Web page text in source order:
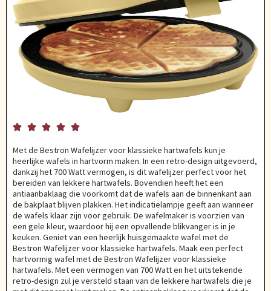
    
Met de Bestron Wafelijzer voor klassieke hartwafels kun je
heerlijke wafels in hartvorm maken. In een retro-design uitgevoerd,
dankzij het 700 Watt vermogen, is dit wafelijzer perfect voor het
bereiden van lekkere hartwafels. Bovendien heeft het een
antiaanbaklaag die voorkomt dat de wafels aan de binnenkant aan
de bakplaat blijven plakken. Het indicatielampje geeft aan wanneer
de wafels klaar zijn voor gebruik. De wafelmaker is voorzien van
een gele kleur, waardoor hij een opvallende blikvanger is in je
keuken. Geniet van een heerlijk huisgemaakte wafel met de
Bestron Wafelijzer voor klassieke hartwafels. Maak een perfect
hartvormig wafel met de Bestron Wafelijzer voor klassieke
hartwafels. Met een vermogen van 700 Watt en het uitstekende
retro-design zul je versteld staan van de lekkere hartwafels die je